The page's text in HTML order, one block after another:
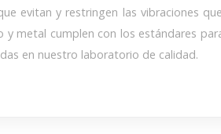
evitan y restringen las vibraciones
y metal cumplen con los estándares
en nuestro laboratorio de calidad.